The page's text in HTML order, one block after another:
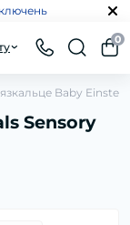
0
Baby
Sensory